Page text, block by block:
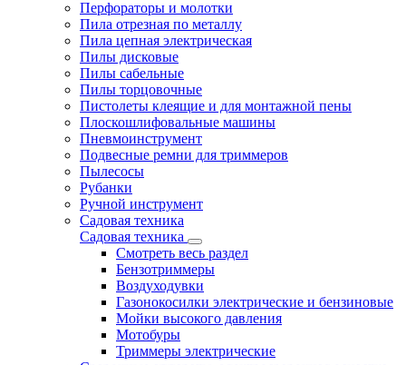
Перфораторы и молотки
Пила отрезная по металлу
Пила цепная электрическая
Пилы дисковые
Пилы сабельные
Пилы торцовочные
Пистолеты клеящие и для монтажной пены
Плоскошлифовальные машины
Пневмоинструмент
Подвесные ремни для триммеров
Пылесосы
Рубанки
Ручной инструмент
Садовая техника
Садовая техника
Смотреть весь раздел
Бензотриммеры
Воздуходувки
Газонокосилки электрические и бензиновые
Мойки высокого давления
Мотобуры
Триммеры электрические